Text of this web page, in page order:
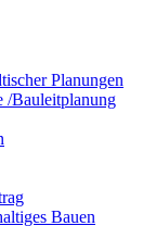
Planungen
/Bauleitplanung
Bauen